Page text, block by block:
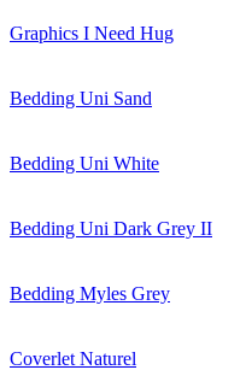
Graphics I Need Hug
Bedding Uni Sand
Bedding Uni White
Bedding Uni Dark Grey II
Bedding Myles Grey
Coverlet Naturel